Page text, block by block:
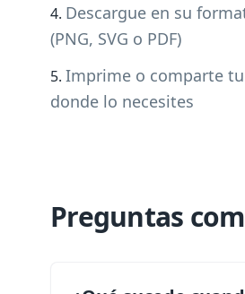
Descargue en su
(PNG, SVG o PDF)
Imprime o comparte
donde lo necesites
Preguntas